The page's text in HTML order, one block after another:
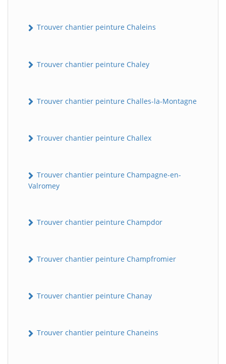
Trouver chantier peinture Chaleins
Trouver chantier peinture Chaley
Trouver chantier peinture Challes-la-Montagne
Trouver chantier peinture Challex
Trouver chantier peinture Champagne-en-
Valromey
Trouver chantier peinture Champdor
Trouver chantier peinture Champfromier
Trouver chantier peinture Chanay
Trouver chantier peinture Chaneins